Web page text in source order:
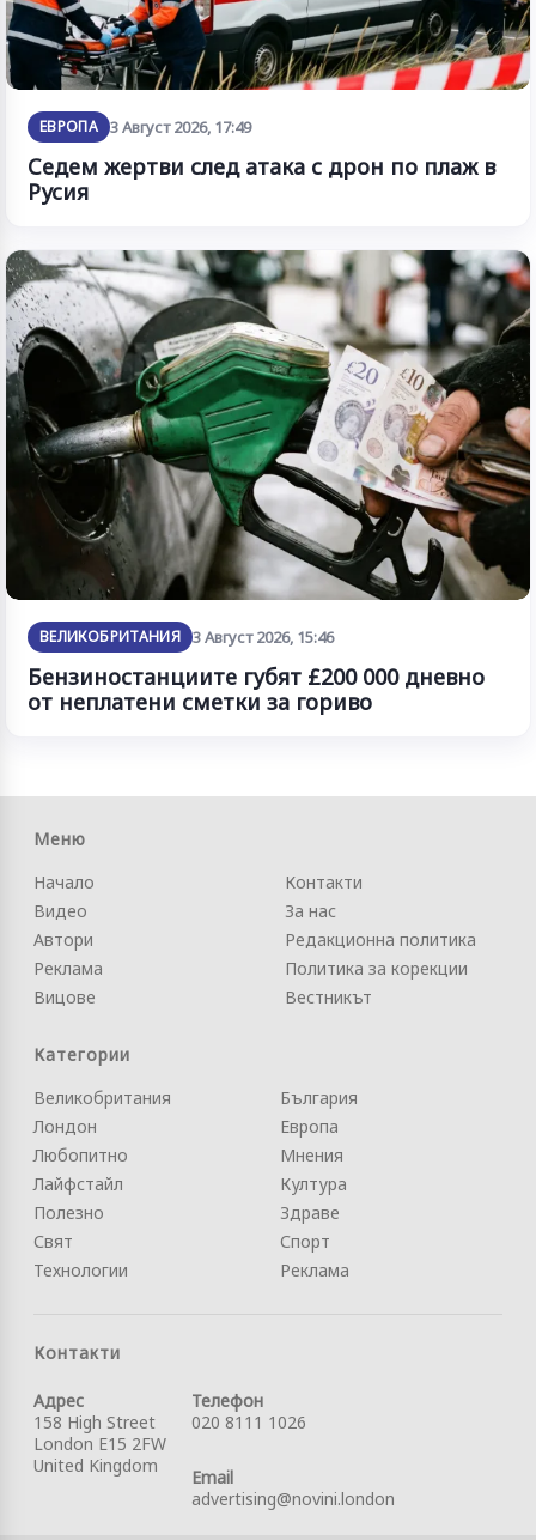
ЕВРОПА 3 Август 2026, 17:49
Седем жертви след атака с дрон по плаж в
Русия
ВЕЛИКОБРИТАНИЯ 3 Август 2026, 15:46
Бензиностанциите губят £200 000 дневно
от неплатени сметки за гориво
Меню
Начало
Видео
Автори
Реклама
Вицове
Контакти
За нас
Редакционна политика
Политика за корекции
Вестникът
Категории
Великобритания
Лондон
Любопитно
Лайфстайл
Полезно
Свят
Технологии
България
Европа
Мнения
Култура
Здраве
Спорт
Реклама
Контакти
Адрес
158 High Street
London E15 2FW
United Kingdom
Телефон
020 8111 1026
Email
advertising@novini.london